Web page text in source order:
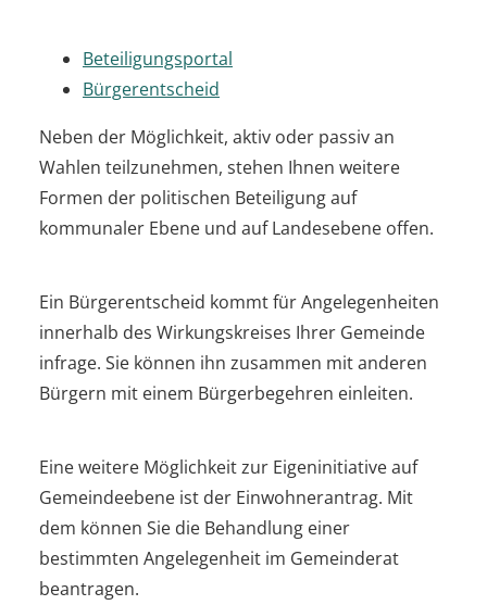
Beteiligungsportal
Bürgerentscheid
Neben der Möglichkeit, aktiv oder passiv an
Wahlen teilzunehmen, stehen Ihnen weitere
Formen der politischen Beteiligung auf
kommunaler Ebene und auf Landesebene offen.
Ein Bürgerentscheid kommt für Angelegenheiten
innerhalb des Wirkungskreises Ihrer Gemeinde
infrage. Sie können ihn zusammen mit anderen
Bürgern mit einem Bürgerbegehren einleiten.
Eine weitere Möglichkeit zur Eigeninitiative auf
Gemeindeebene ist der Einwohnerantrag. Mit
dem können Sie die Behandlung einer
bestimmten Angelegenheit im Gemeinderat
beantragen.